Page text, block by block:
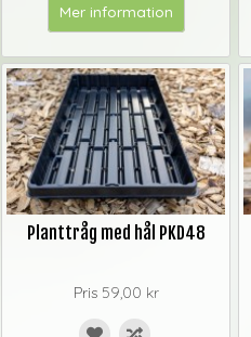
Mer information
Planttråg med hål PKD48
Pris 59,00 kr